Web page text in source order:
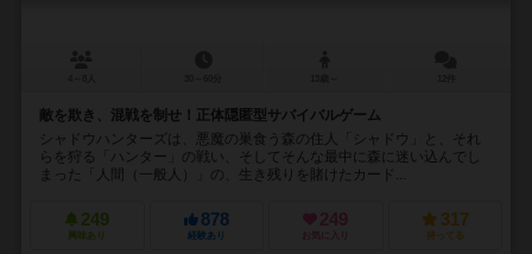
敵を欺き、混戦を制せ！正体隠匿型サバイバルゲーム
シャドウハンターズは、悪魔の巣食う森の住人「シャドウ」と、それ
らを狩る「ハンター」の戦い、そしてそんな最中に森に迷い込んでし
まった「人間（一般人）」の、生き残りを賭けたカード...
249
興味あり
878
経験あり
249
お気に入り
317
持ってる